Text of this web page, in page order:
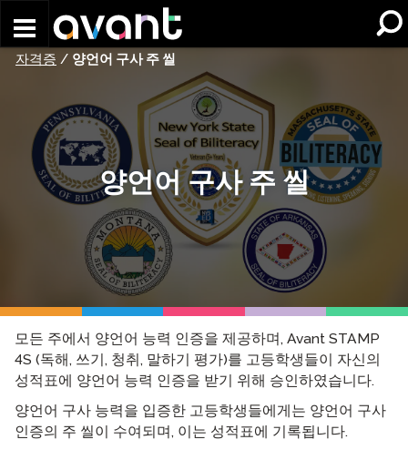
자격증 / 양언어 구사 주 씰
양언어 구사 주 씰
모든 주에서 양언어 능력 인증을 제공하며, Avant STAMP
4S (독해, 쓰기, 청취, 말하기 평가)를 고등학생들이 자신의
성적표에 양언어 능력 인증을 받기 위해 승인하였습니다.
양언어 구사 능력을 입증한 고등학생들에게는 양언어 구사
인증의 주 씰이 수여되며, 이는 성적표에 기록됩니다.